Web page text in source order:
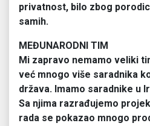
privatnost, bilo zbog
samih.
MEĐUNARODNI TIM
Mi zapravo nemamo veliki
već mnogo više saradnika
država. Imamo saradnike u
Sa njima razrađujemo
rada se pokazao mnogo